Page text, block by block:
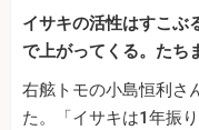
イサキの活性はすこぶ
で上がってくる。たち
右舷トモの小島恒利さ
た。「イサキは1年振